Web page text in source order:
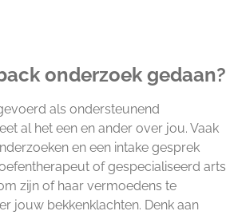
onderzoek gedaan?
als ondersteunend
al het een en ander over jou. Vaak
en een intake gesprek
of gespecialiseerd arts
zijn of haar vermoedens te
jouw bekkenklachten. Denk aan